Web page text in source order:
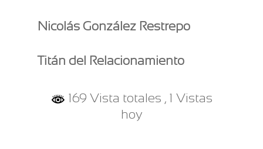
Nicolás González Restrepo
Titán del Relacionamiento
169 Vista totales , 1 Vistas
hoy